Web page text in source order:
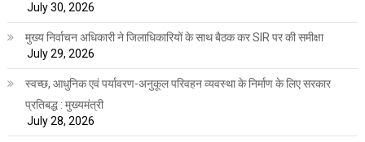
July 30, 2026
मुख्य निर्वाचन अधिकारी ने जिलाधिकारियों के साथ बैठक कर SIR पर की समीक्षा
July 29, 2026
स्वच्छ, आधुनिक एवं पर्यावरण-अनुकूल परिवहन व्यवस्था के निर्माण के लिए सरकार
प्रतिबद्ध : मुख्यमंत्री
July 28, 2026